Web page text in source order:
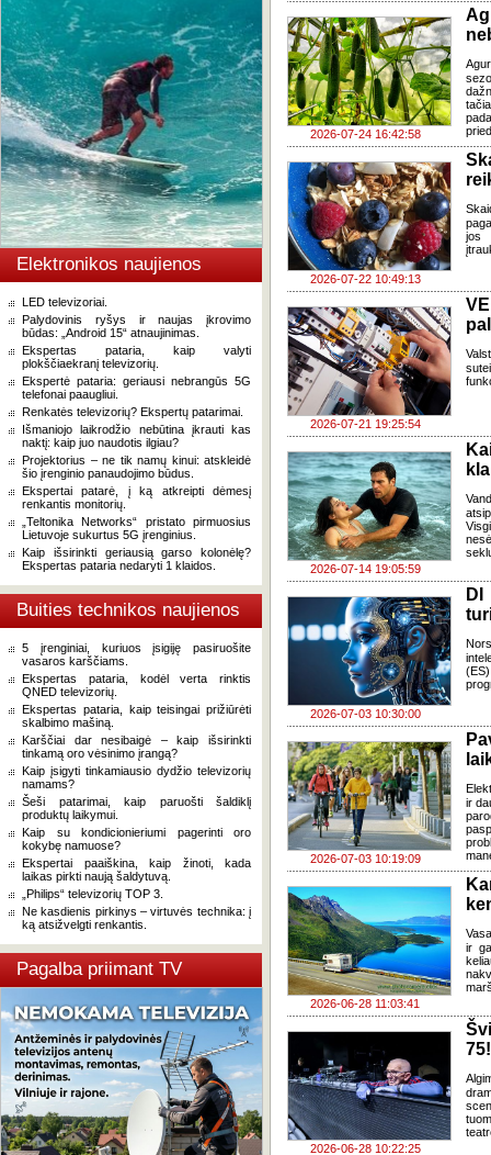
Elektronikos naujienos
LED televizoriai.
Palydovinis ryšys ir naujas įkrovimo
būdas: „Android 15“ atnaujinimas.
Ekspertas pataria, kaip valyti
plokščiaekranį televizorių.
Ekspertė pataria: geriausi nebrangūs 5G
telefonai paaugliui.
Renkatės televizorių? Ekspertų patarimai.
Išmaniojo laikrodžio nebūtina įkrauti kas
naktį: kaip juo naudotis ilgiau?
Projektorius – ne tik namų kinui: atskleidė
šio įrenginio panaudojimo būdus.
Ekspertai patarė, į ką atkreipti dėmesį
renkantis monitorių.
„Teltonika Networks“ pristato pirmuosius
Lietuvoje sukurtus 5G įrenginius.
Kaip išsirinkti geriausią garso kolonėlę?
Ekspertas pataria nedaryti 1 klaidos.
Buities technikos naujienos
5 įrenginiai, kuriuos įsigiję pasiruošite
vasaros karščiams.
Ekspertas pataria, kodėl verta rinktis
QNED televizorių.
Ekspertas pataria, kaip teisingai prižiūrėti
skalbimo mašiną.
Karščiai dar nesibaigė – kaip išsirinkti
tinkamą oro vėsinimo įrangą?
Kaip įsigyti tinkamiausio dydžio televizorių
namams?
Šeši patarimai, kaip paruošti šaldiklį
produktų laikymui.
Kaip su kondicionieriumi pagerinti oro
kokybę namuose?
Ekspertai paaiškina, kaip žinoti, kada
laikas pirkti naują šaldytuvą.
„Philips“ televizorių TOP 3.
Ne kasdienis pirkinys – virtuvės technika: į
ką atsižvelgti renkantis.
Pagalba priimant TV
2026-07-24 16:42:58
2026-07-22 10:49:13
jos
2026-07-21 19:25:54
2026-07-14 19:05:59
2026-07-03 10:30:00
2026-07-03 10:19:09
ir
2026-06-28 11:03:41
ir
2026-06-28 10:22:25
75!